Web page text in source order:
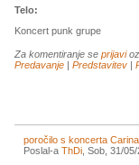
Telo:
Koncert punk grupe
Za komentiranje se prijavioz.
Predavanje
Predstavitev
poročilo s koncerta
Poslal-a ThDi , Sob, 31/